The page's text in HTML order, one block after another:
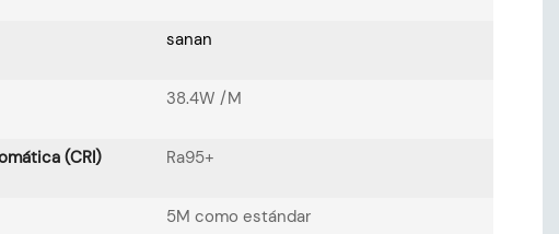
sanan
38.4W /M
(CRI) Ra95+
5M como estándar